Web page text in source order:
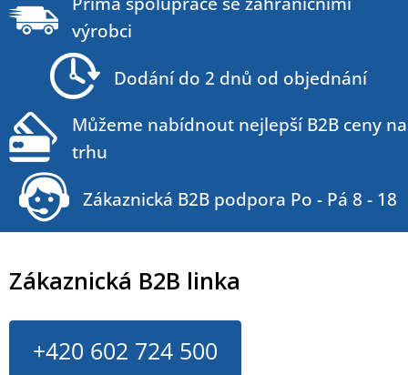
p
Zákaznická B2B linka
+420 602 724 500
výrobci
Dodání do 2 dnů od objednání
Můžeme nabídnout nejlepší B2B ceny na
trhu
Zákaznická B2B podpora Po - Pá 8 - 18